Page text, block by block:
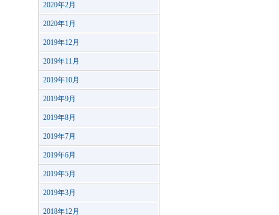
2020年2月
2020年1月
2019年12月
2019年11月
2019年10月
2019年9月
2019年8月
2019年7月
2019年6月
2019年5月
2019年3月
2018年12月